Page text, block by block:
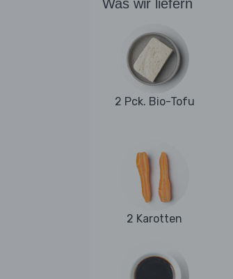
Was wir liefern
2 Pck. Bio-Tofu
2 Karotten